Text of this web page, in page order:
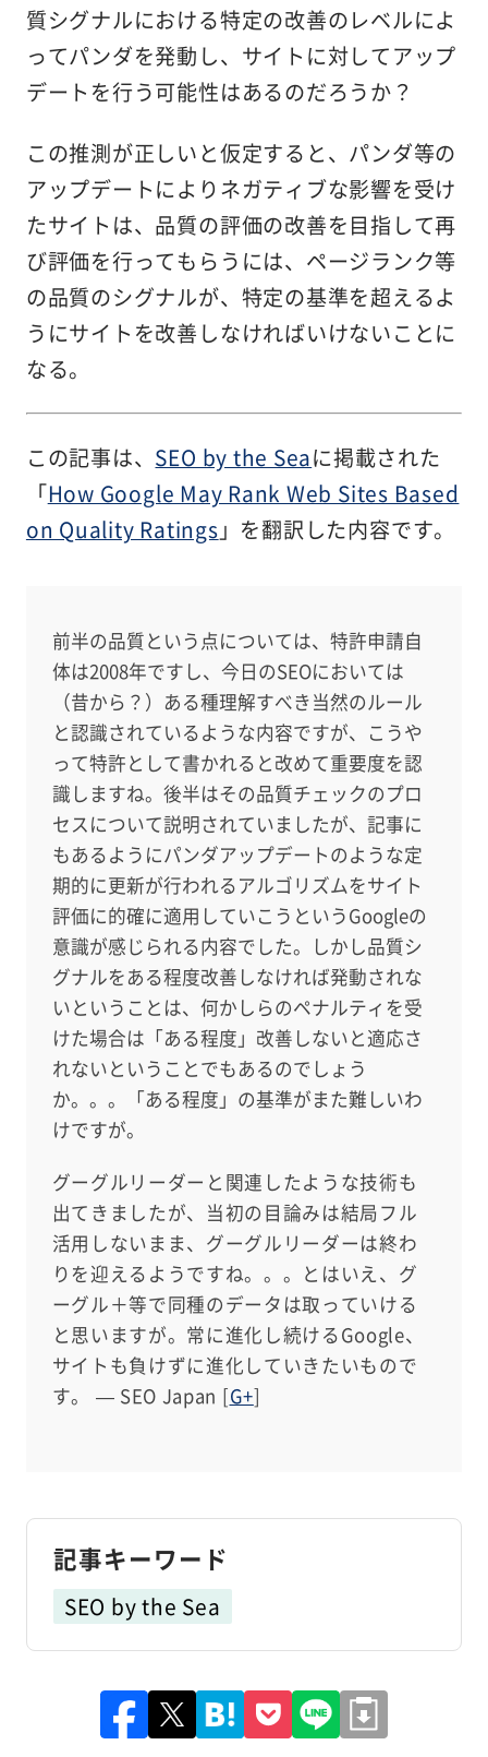
質シグナルにおける特定の改善のレベルによ
ってパンダを発動し、サイトに対してアップ
デートを行う可能性はあるのだろうか？
この推測が正しいと仮定すると、パンダ等の
アップデートによりネガティブな影響を受け
たサイトは、品質の評価の改善を目指して再
び評価を行ってもらうには、ページランク等
の品質のシグナルが、特定の基準を超えるよ
うにサイトを改善しなければいけないことに
なる。
この記事は、 SEO by the Seaに掲載された
「How Google May Rank Web Sites Based
on Quality Ratings 」を翻訳した内容です。
前半の品質という点については、特許申請自
体は2008年ですし、今日のSEOにおいては
（昔から？）ある種理解すべき当然のルール
と認識されているような内容ですが、こうや
って特許として書かれると改めて重要度を認
識しますね。後半はその品質チェックのプロ
セスについて説明されていましたが、記事に
もあるようにパンダアップデートのような定
期的に更新が行われるアルゴリズムをサイト
評価に的確に適用していこうというGoogleの
意識が感じられる内容でした。しかし品質シ
グナルをある程度改善しなければ発動されな
いということは、何かしらのペナルティを受
けた場合は「ある程度」改善しないと適応さ
れないということでもあるのでしょう
か。。。「ある程度」の基準がまた難しいわ
けですが。
グーグルリーダーと関連したような技術も
出てきましたが、当初の目論みは結局フル
活用しないまま、グーグルリーダーは終わ
りを迎えるようですね。。。とはいえ、グ
ーグル＋等で同種のデータは取っていける
と思いますが。常に進化し続けるGoogle、
サイトも負けずに進化していきたいもので
す。 — SEO Japan [G+]
記事キーワード
SEO by the Sea